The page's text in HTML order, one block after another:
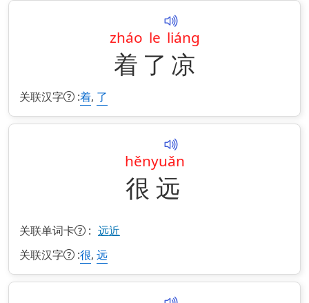
着
zháo
了
le
凉
liáng
关联汉字 :着, 了
很
hěn
远
yuǎn
关联单词卡 : 远近
关联汉字 :很, 远